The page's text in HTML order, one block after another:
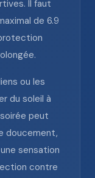
Il faut
de 6.9
ou les
du soleil à
peut
doucement,
sensation
contre